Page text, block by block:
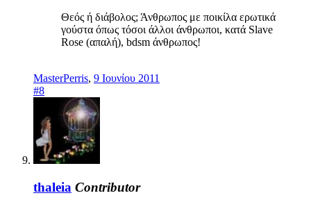
Θεός ή διάβολος; Άνθρωπος με ποικίλα ερωτικά
γούστα όπως τόσοι άλλοι άνθρωποι, κατά Slave
Rose (απαλή), bdsm άνθρωπος!
MasterPerris, 9 Ιουνίου 2011
#8
thaleia Contributor